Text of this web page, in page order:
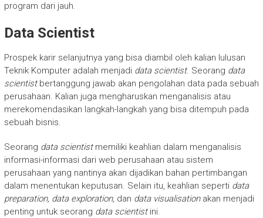
program dari jauh.
Data Scientist
Prospek karir selanjutnya yang bisa diambil oleh kalian lulusan
Teknik Komputer adalah menjadi data scientist. Seorang data
scientistbertanggung jawab akan pengolahan data pada sebuah
perusahaan. Kalian juga mengharuskan menganalisis atau
merekomendasikan langkah-langkah yang bisa ditempuh pada
sebuah bisnis.
Seorang data scientistmemiliki keahlian dalam menganalisis
informasi-informasi dari web perusahaan atau sistem
perusahaan yang nantinya akan dijadikan bahan pertimbangan
dalam menentukan keputusan. Selain itu, keahlian seperti data
preparation, data exploration, dan data visualisationakan menjadi
penting untuk seorang data scientistini.